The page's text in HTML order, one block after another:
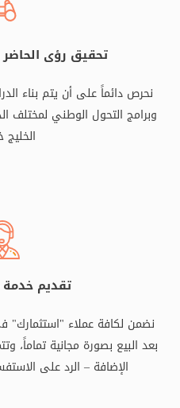
تحقيق رؤى
نحرص دائماً على أن يتم بناء
وبرامج التحول الوطني لمختلف
تقديم خدمة
نضمن لكافة عملاء
بعد البيع بصورة مجانية تماماً،
الإضافة – الرد على